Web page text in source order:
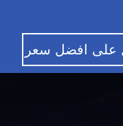
على افضل سعر